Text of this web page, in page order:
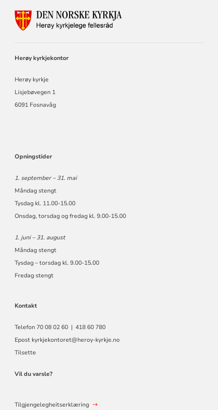
KONTAKTINFORMASJON
Herøy kyrkjekontor
Herøy kyrkje
Lisjebøvegen 1
6091 Fosnavåg
Opningstider
1. september – 31. mai
Måndag stengt
Tysdag kl. 11.00-15.00
Onsdag, torsdag og fredag kl. 9.00-15.00
1. juni – 31. august
Måndag stengt
Tysdag – torsdag kl. 9.00-15.00
Fredag stengt
Kontakt
Telefon 70 08 02 60 | 418 60 780
Epost kyrkjekontoret@heroy-kyrkje.no
Tilsette
Vil du varsle?
Tilgjengelegheitserklæring